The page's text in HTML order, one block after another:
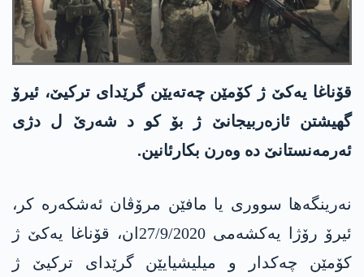
قۆناغا یه‌كێ ژ كۆمێن چه‌ته‌یێن گرێدای تركیێ، ئیرۆ
گهیشتن ئازه‌ربیجانێ ژ بۆ كو د شه‌رێ ل دژی
ئه‌رمه‌نستانێ ده‌ وه‌رن بكارئانین.
نه‌رینگه‌ها سووری یا مافێن مرۆڤان ئه‌شكه‌ره‌ كر،
ئیرۆ رۆژا یه‌كشه‌می 27/9/2020ان، قۆناغا یه‌كێ ژ
كۆمێن چه‌كدار و میلیشیایێن گرێدای تركیێ ژ